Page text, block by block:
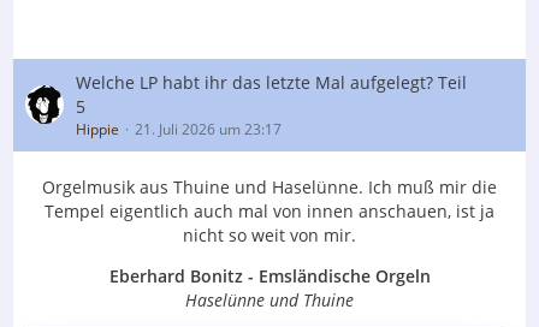
Welche LP habt ihr das letzte Mal aufgelegt? Teil
5
Hippie 21. Juli 2026 um 23:17
Orgelmusik aus Thuine und Haselünne. Ich muß mir die
Tempel eigentlich auch mal von innen anschauen, ist ja
nicht so weit von mir.
Eberhard Bonitz - Emsländische Orgeln
Haselünne und Thuine